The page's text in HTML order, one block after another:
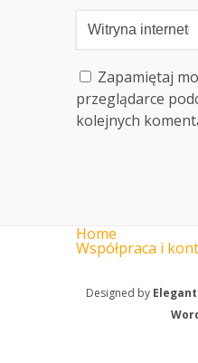
Zapamiętaj
przeglądarce
kolejnych
Home
Współpraca i
Designed by